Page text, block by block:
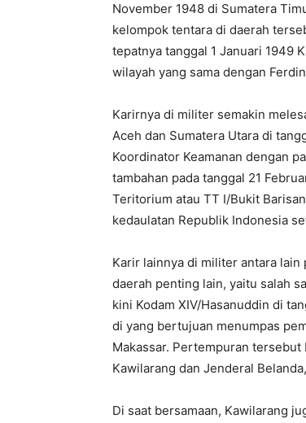
November 1948 di Sumatera
kelompok tentara di daerah
tepatnya tanggal 1 Januari 1949
wilayah yang sama dengan
Karirnya di militer semakin
Aceh dan Sumatera Utara di
Koordinator Keamanan dengan
tambahan pada tanggal 21
Teritorium atau TT I/Bukit
kedaulatan Republik Indonesia
Karir lainnya di militer antara
daerah penting lain, yaitu salah
kini Kodam XIV/Hasanuddin di
di yang bertujuan menumpas
Makassar. Pertempuran
Kawilarang dan Jenderal
Di saat bersamaan, Kawilarang